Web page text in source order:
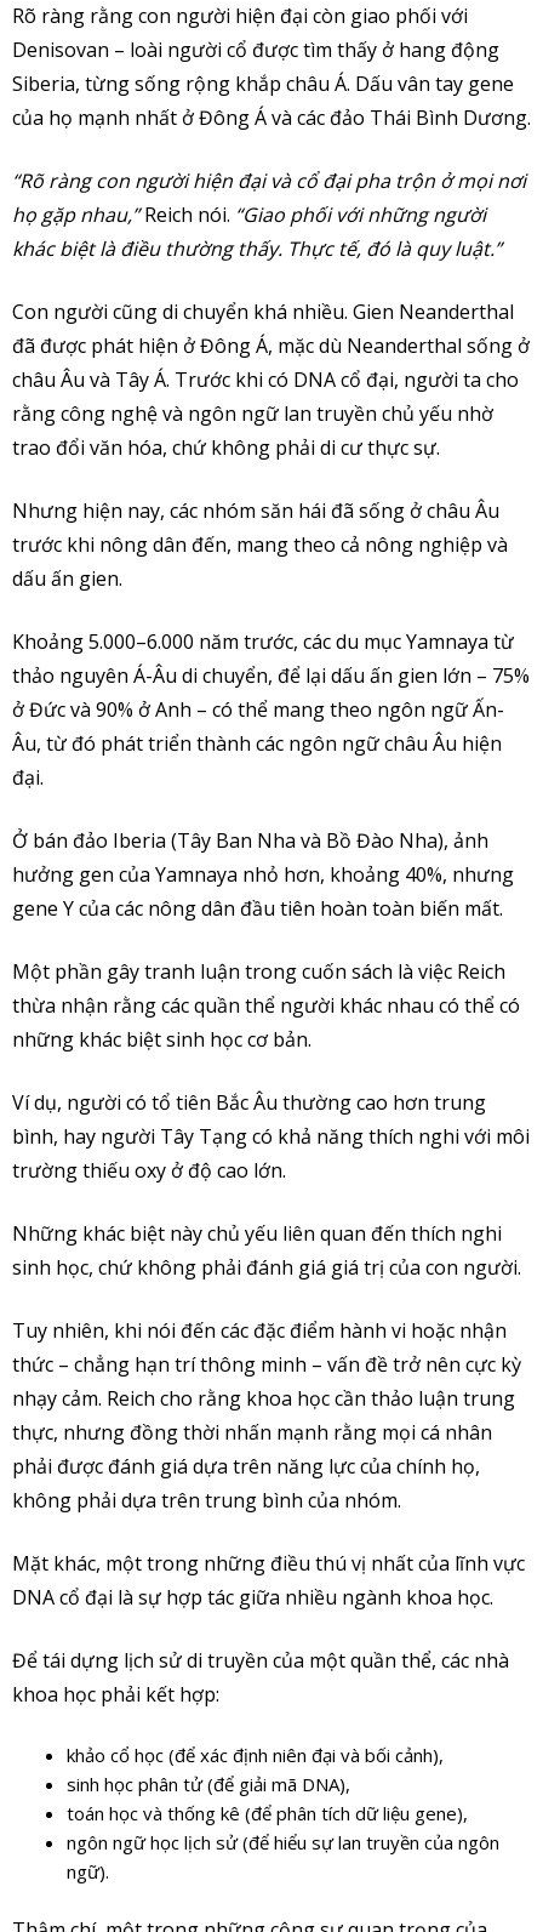
Rõ ràng rằng con người hiện đại còn giao phối với
Denisovan – loài người cổ được tìm thấy ở hang động
Siberia, từng sống rộng khắp châu Á. Dấu vân tay gene
của họ mạnh nhất ở Đông Á và các đảo Thái Bình Dương.
“Rõ ràng con người hiện đại và cổ đại pha trộn ở mọi nơi
họ gặp nhau,”Reich nói. “Giao phối với những người
khác biệt là điều thường thấy. Thực tế, đó là quy luật.”
Con người cũng di chuyển khá nhiều. Gien Neanderthal
đã được phát hiện ở Đông Á, mặc dù Neanderthal sống ở
châu Âu và Tây Á. Trước khi có DNA cổ đại, người ta cho
rằng công nghệ và ngôn ngữ lan truyền chủ yếu nhờ
trao đổi văn hóa, chứ không phải di cư thực sự.
Nhưng hiện nay, các nhóm săn hái đã sống ở châu Âu
trước khi nông dân đến, mang theo cả nông nghiệp và
dấu ấn gien.
Khoảng 5.000–6.000 năm trước, các du mục Yamnaya từ
thảo nguyên Á-Âu di chuyển, để lại dấu ấn gien lớn – 75%
ở Đức và 90% ở Anh – có thể mang theo ngôn ngữ Ấn-
Âu, từ đó phát triển thành các ngôn ngữ châu Âu hiện
đại.
Ở bán đảo Iberia (Tây Ban Nha và Bồ Đào Nha), ảnh
hưởng gen của Yamnaya nhỏ hơn, khoảng 40%, nhưng
gene Y của các nông dân đầu tiên hoàn toàn biến mất.
Một phần gây tranh luận trong cuốn sách là việc Reich
thừa nhận rằng các quần thể người khác nhau có thể có
những khác biệt sinh học cơ bản.
Ví dụ, người có tổ tiên Bắc Âu thường cao hơn trung
bình, hay người Tây Tạng có khả năng thích nghi với môi
trường thiếu oxy ở độ cao lớn.
Những khác biệt này chủ yếu liên quan đến thích nghi
sinh học, chứ không phải đánh giá giá trị của con người.
Tuy nhiên, khi nói đến các đặc điểm hành vi hoặc nhận
thức – chẳng hạn trí thông minh – vấn đề trở nên cực kỳ
nhạy cảm. Reich cho rằng khoa học cần thảo luận trung
thực, nhưng đồng thời nhấn mạnh rằng mọi cá nhân
phải được đánh giá dựa trên năng lực của chính họ,
không phải dựa trên trung bình của nhóm.
Mặt khác, một trong những điều thú vị nhất của lĩnh vực
DNA cổ đại là sự hợp tác giữa nhiều ngành khoa học.
Để tái dựng lịch sử di truyền của một quần thể, các nhà
khoa học phải kết hợp:
khảo cổ học (để xác định niên đại và bối cảnh),
sinh học phân tử (để giải mã DNA),
toán học và thống kê (để phân tích dữ liệu gene),
ngôn ngữ học lịch sử (để hiểu sự lan truyền của ngôn
ngữ).